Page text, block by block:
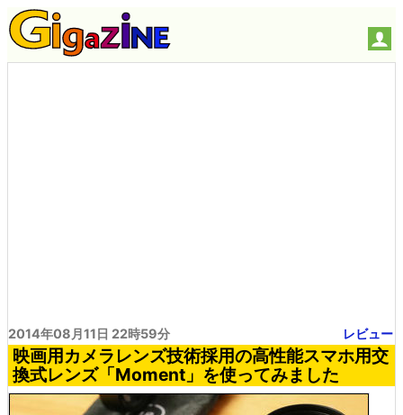
2014年08月11日 22時59分 レビュー
映画用カメラレンズ技術採用の高性能スマホ用交
換式レンズ「Moment」を使ってみました